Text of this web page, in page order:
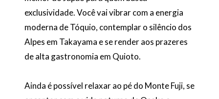
exclusividade. Você vai vibrar com a energia
moderna de Tóquio, contemplar o silêncio dos
Alpes em Takayama e se render aos prazeres
de alta gastronomia em Quioto.
Ainda é possível relaxar ao pé do Monte Fuji, se